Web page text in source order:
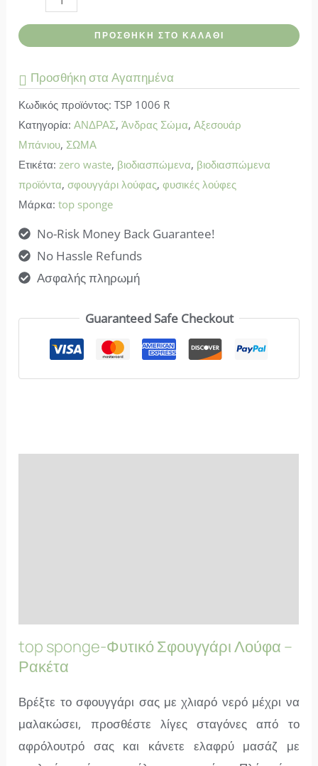
Φυτικό
Λούφα
-
Ρακέτα
ποσότητα
ΠΡΟΣΘΉΚΗ ΣΤΟ ΚΑΛΆΘΙ
Προσθήκη στα Αγαπημένα
Κωδικός προϊόντος:TSP 1006 R
Κατηγορία:ΑΝΔΡΑΣ,Άνδρας Σώμα,Αξεσουάρ
Μπάνιου, ΣΩΜΑ
Ετικέτα:zero waste, βιοδιασπώμενα, βιοδιασπώμενα
προϊόντα,σφουγγάρι λούφας,φυσικές λούφες
Μάρκα:top sponge
No-Risk Money Back Guarantee!
No Hassle Refunds
Ασφαλής πληρωμή
Guaranteed Safe Checkout
top sponge-Φυτικό Σφουγγάρι Λούφα –
Ρακέτα
Βρέξτε το σφουγγάρι σας με χλιαρό νερό μέχρι να
μαλακώσει, προσθέστε λίγες σταγόνες από το
αφρόλουτρό σας και κάνετε ελαφρύ μασάζ με